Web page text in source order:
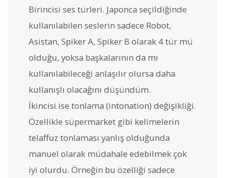
Birincisi ses türleri. Japonca seçildiğinde
kullanılabilen seslerin sadece Robot,
Asistan, Spiker A, Spiker B olarak 4 tür mü
olduğu, yoksa başkalarının da mı
kullanılabileceği anlaşılır olursa daha
kullanışlı olacağını düşündüm.
İkincisi ise tonlama (intonation) değişikliği.
Özellikle süpermarket gibi kelimelerin
telaffuz tonlaması yanlış olduğunda
manuel olarak müdahale edebilmek çok
iyi olurdu. Örneğin bu özelliği sadece